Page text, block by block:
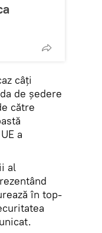
câți
de ședere
către
a
al
în top-